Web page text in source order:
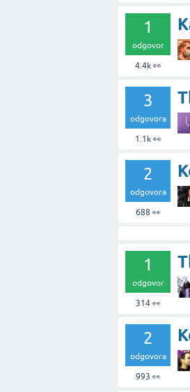
1
odgovor
4.4k👀
3
odgovora
1.1k👀
2
odgovora
688 👀
1
odgovor
314👀
2
odgovora
993 👀